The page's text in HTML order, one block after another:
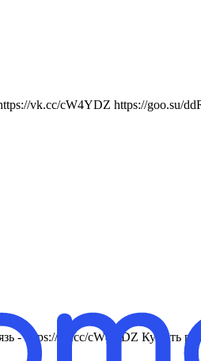
vk.cc/cW4YDZ https://goo.su/
vk.cc/cW4YDZ Купить